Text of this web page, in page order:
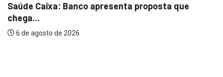
Saúde Caixa: Banco apresenta proposta que
chega...
6 de agosto de 2026